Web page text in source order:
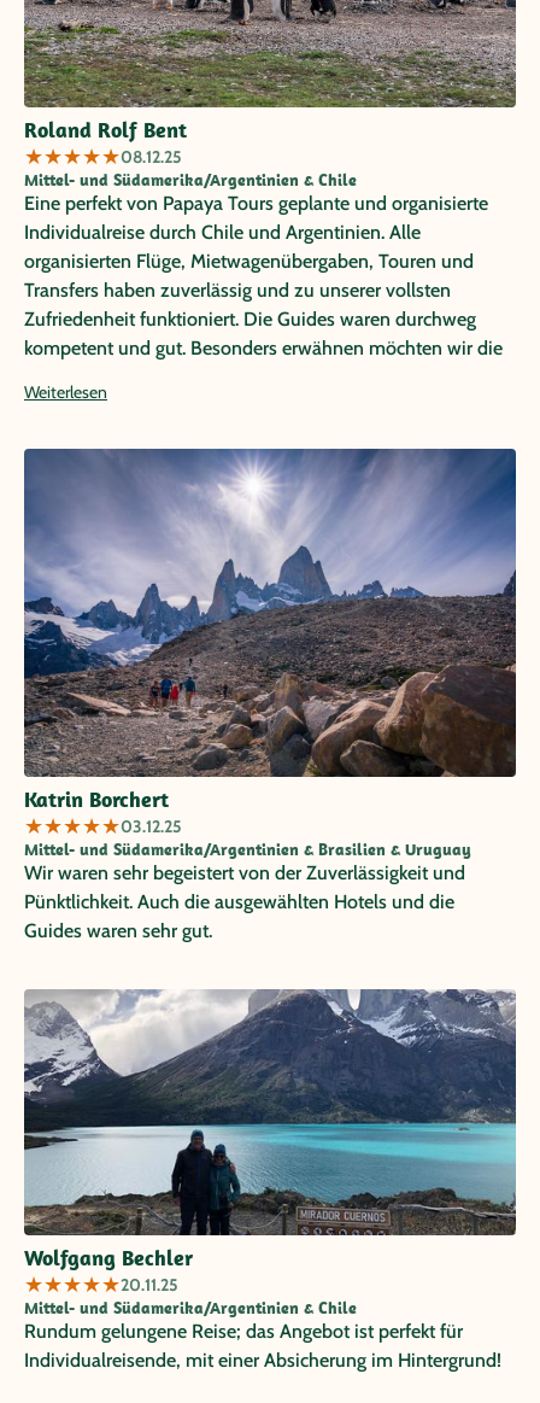
Roland Rolf Bent
★★★★★08.12.25
Mittel- und Südamerika/Argentinien & Chile
Eine perfekt von Papaya Tours geplante und organisierte
Individualreise durch Chile und Argentinien. Alle
organisierten Flüge, Mietwagenübergaben, Touren und
Transfers haben zuverlässig und zu unserer vollsten
Zufriedenheit funktioniert. Die Guides waren durchweg
kompetent und gut. Besonders erwähnen möchten wir die
und Wim van Geenen (Buenos Aires). Lokal wurden wir
unkompliziert unterstützt. Die Hotels waren durchweg gut
und passend. Ein Highlight war das Gomero auf Rapa Nui,
eine tolle Anlage mit sehr familiärer Atmosphäre. Alles in
Allem eine rundherum gelungene und begeisternde Reise
voller neuer Eindrücke und Erlebnise. Wir würden jederzeit
wieder mit Papaya Tours reisen.
Weiterlesen
Katrin Borchert
★★★★★03.12.25
Mittel- und Südamerika/Argentinien & Brasilien & Uruguay
Wir waren sehr begeistert von der Zuverlässigkeit und
Pünktlichkeit. Auch die ausgewählten Hotels und die
Guides waren sehr gut.
Wolfgang Bechler
★★★★★20.11.25
Mittel- und Südamerika/Argentinien & Chile
Rundum gelungene Reise; das Angebot ist perfekt für
Individualreisende, mit einer Absicherung im Hintergrund!